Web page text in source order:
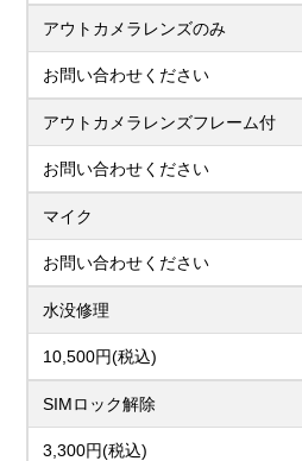
アウトカメラレンズのみ
お問い合わせください
アウトカメラレンズフレーム付
お問い合わせください
マイク
お問い合わせください
水没修理
10,500円(税込)
SIMロック解除
3,300円(税込)